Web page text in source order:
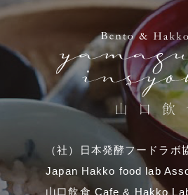
（社）日本発酵フードラボ
Japan Hakko food lab
山口飲食 Cafe & Hakko